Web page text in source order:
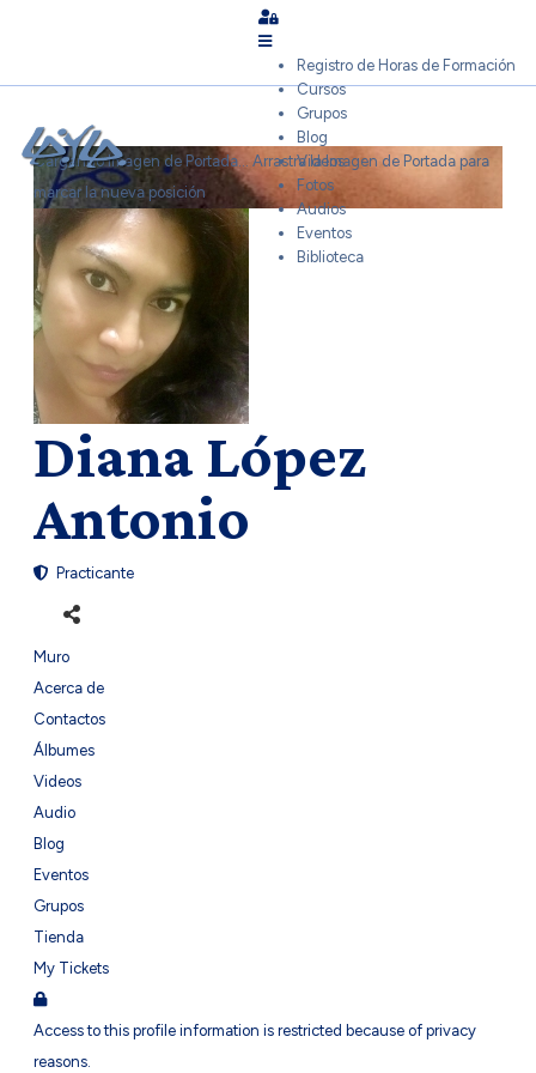
Sign In
Registro de Horas de Formación
Cursos
Grupos
Blog
Videos
Fotos
Audios
Eventos
Biblioteca
Cargando Imagen de Portada... Arrastra la Imagen de Portada para
marcar la nueva posición
Diana López
Antonio
Practicante
Muro
Acerca de
Contactos
Álbumes
Videos
Audio
Blog
Eventos
Grupos
Tienda
My Tickets
Access to this profile information is restricted because of privacy
reasons.